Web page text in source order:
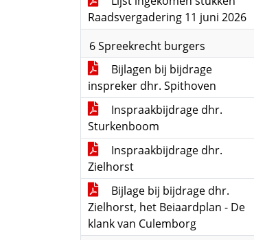
Raadsvergadering 11 juni 2026
6 Spreekrecht burgers
Bijlagen bij bijdrage
inspreker dhr. Spithoven
Inspraakbijdrage dhr.
Sturkenboom
Inspraakbijdrage dhr.
Zielhorst
Bijlage bij bijdrage dhr.
Zielhorst, het Beiaardplan - De
klank van Culemborg